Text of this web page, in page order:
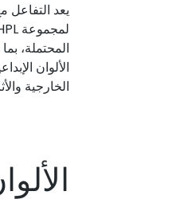
يعد التفاعل
المحتملة،
الألوان
الخارجية